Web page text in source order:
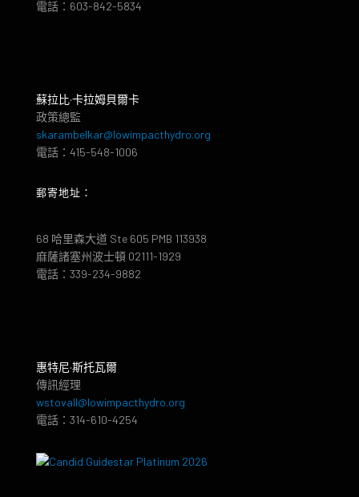
電話：603-842-5834
蘇拉比·卡拉姆貝爾卡
政策總監
skarambelkar@lowimpacthydro.org
電話：415-548-1006
郵寄地址：
68 哈里森大道 Ste 605 PMB 113938
麻薩諸塞州波士頓 02111-1929
電話：339-234-9882
惠特尼·斯托瓦爾
傳訊經理
wstovall@lowimpacthydro.org
電話：314-610-4254